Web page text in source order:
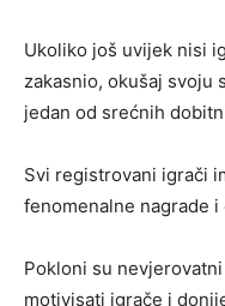
Ukoliko još uvijek nisi
zakasnio, okušaj svoju
jedan od srećnih
Svi registrovani igrači
fenomenalne nagrade i
Pokloni su
motivisati igrače i